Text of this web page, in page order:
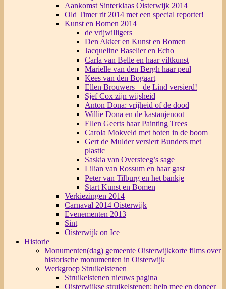
Aankomst Sinterklaas Oisterwijk 2014
Old Timer rit 2014 met een special reporter!
Kunst en Bomen 2014
de vrijwilligers
Den Akker en Kunst en Bomen
Jacqueline Baselier en Echo
Carla van Belle en haar viltkunst
Marielle van den Bergh haar peul
Kees van den Bogaart
Ellen Brouwers – de Lind versierd!
Sjef Cox zijn wijsheid
Anton Dona: vrijheid of de dood
Willie Dona en de kastanjenoot
Ellen Geerts haar Painting Trees
Carola Mokveld met boten in de boom
Gert de Mulder versiert Bunders met
plastic
Saskia van Oversteeg’s sage
Lilian van Rossum en haar gast
Peter van Tilburg en het bankje
Start Kunst en Bomen
Verkiezingen 2014
Carnaval 2014 Oisterwijk
Evenementen 2013
Sint
Oisterwijk on Ice
Historie
Monumenten(dag) gemeente Oisterwijkkorte films over
historische monumenten in Oisterwijk
Werkgroep Struikelstenen
Struikelstenen nieuws pagina
Oisterwijkse struikelstenen: help mee en doneer